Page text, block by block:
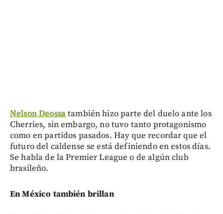
Nelson Deossatambién hizo parte del duelo ante los
Cherries, sin embargo, no tuvo tanto protagonismo
como en partidos pasados. Hay que recordar que el
futuro del caldense se está definiendo en estos días.
Se habla de la Premier League o de algún club
brasileño.
En México también brillan